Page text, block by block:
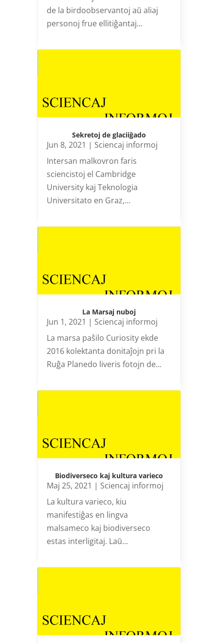
de la birdoobservantoj aŭ aliaj
personoj frue ellitiĝantaj...
Sekretoj de glaciiĝado
Jun 8, 2021 | Sciencaj informoj
Intersan malkovron faris
sciencistoj el Cambridge
University kaj Teknologia
Universitato en Graz,...
La Marsaj nuboj
Jun 1, 2021 | Sciencaj informoj
La marsa paŝilo Curiosity ekde
2016 kolektanta donitaĵojn pri la
Ruĝa Planedo liveris fotojn de...
Biodiverseco kaj kultura varieco
Maj 25, 2021 | Sciencaj informoj
La kultura varieco, kiu
manifestiĝas en lingva
malsameco kaj biodiverseco
estas interligitaj. Laŭ...